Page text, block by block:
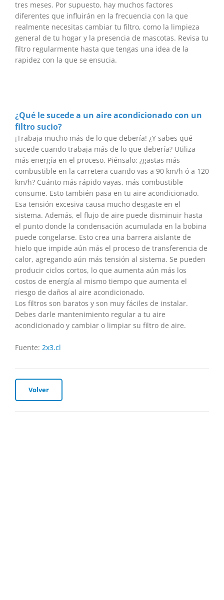
tres meses. Por supuesto, hay muchos factores
diferentes que influirán en la frecuencia con la que
realmente necesitas cambiar tu filtro, como la limpieza
general de tu hogar y la presencia de mascotas. Revisa tu
filtro regularmente hasta que tengas una idea de la
rapidez con la que se ensucia.
¿Qué le sucede a un aire acondicionado con un
filtro sucio?
¡Trabaja mucho más de lo que debería! ¿Y sabes qué
sucede cuando trabaja más de lo que debería? Utiliza
más energía en el proceso. Piénsalo: ¿gastas más
combustible en la carretera cuando vas a 90 km/h ó a 120
km/h? Cuánto más rápido vayas, más combustible
consume. Esto también pasa en tu aire acondicionado.
Esa tensión excesiva causa mucho desgaste en el
sistema. Además, el flujo de aire puede disminuir hasta
el punto donde la condensación acumulada en la bobina
puede congelarse. Esto crea una barrera aislante de
hielo que impide aún más el proceso de transferencia de
calor, agregando aún más tensión al sistema. Se pueden
producir ciclos cortos, lo que aumenta aún más los
costos de energía al mismo tiempo que aumenta el
riesgo de daños al aire acondicionado.
Los filtros son baratos y son muy fáciles de instalar.
Debes darle mantenimiento regular a tu aire
acondicionado y cambiar o limpiar su filtro de aire.
Fuente: 2x3.cl
Volver